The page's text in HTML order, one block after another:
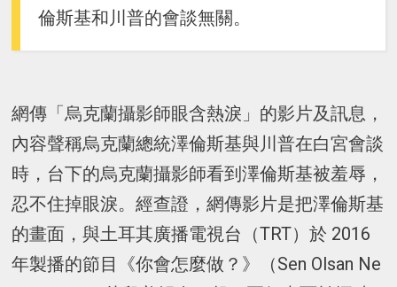
倫斯基和川普的會談無關。
網傳「烏克蘭攝影師眼含熱淚」的影片及訊息，
內容聲稱烏克蘭總統澤倫斯基與川普在白宮會談
時，台下的烏克蘭攝影師看到澤倫斯基被羞辱，
忍不住掉眼淚。經查證，網傳影片是把澤倫斯基
的畫面，與土耳其廣播電視台（TRT）於 2016
年製播的節目《你會怎麼做？》（Sen Olsan Ne